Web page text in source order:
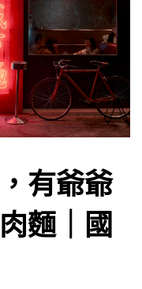
有爺爺
麵｜國